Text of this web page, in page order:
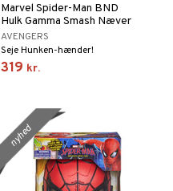
Marvel Spider-Man BND
Hulk Gamma Smash Næver
AVENGERS
Seje Hunken-hænder!
319 kr.
nyhed